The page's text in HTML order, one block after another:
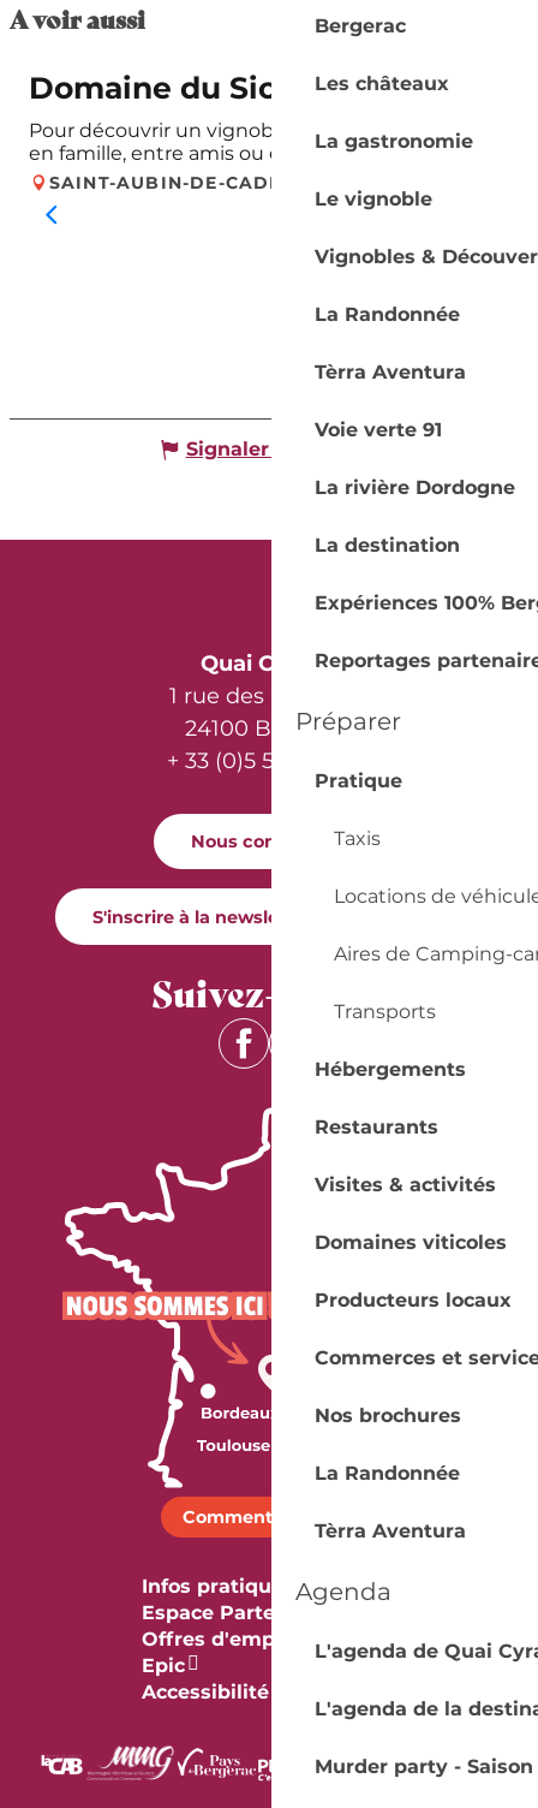
Bergerac
Les châteaux
La gastronomie
Le vignoble
Vignobles &
La Randonnée
Tèrra Aventura
Voie verte 91
La rivière Dordogne
La destination
Expériences 100%
Reportages
Préparer
Pratique
Taxis
Locations de
Aires de Camping-
Transports
Hébergements
Restaurants
Visites & activités
Domaines viticoles
Producteurs locaux
Commerces et
Nos brochures
La Randonnée
Tèrra Aventura
Agenda
L'agenda de Quai
L'agenda de la
Murder party - Saison
A voir aussi
Domaine du Siorac
Pour découvrir un vignoble en toute convivialité,
en famille, entre amis ou en couple : c'est par ici !
SAINT-AUBIN-DE-CADELECH
Signaler une erreur
Quai Cyrano
1 rue des Récollets
24100 Bergerac
+ 33 (0)5 53 57 03 11
Nous contacter
S'inscrire à la newsletter Quai Cyrano
Suivez-nous !
Comment venir ?
Infos pratiques
Espace Partenaires
Offres d'emploi & stage
Epic
Accessibilité